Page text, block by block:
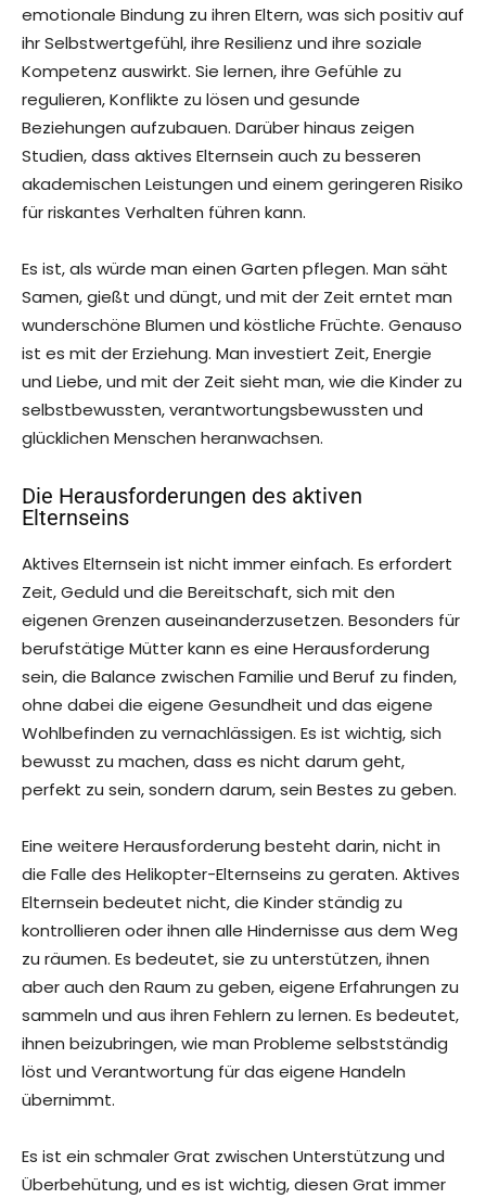
emotionale Bindung zu ihren Eltern, was sich positiv auf
ihr Selbstwertgefühl, ihre Resilienz und ihre soziale
Kompetenz auswirkt. Sie lernen, ihre Gefühle zu
regulieren, Konflikte zu lösen und gesunde
Beziehungen aufzubauen. Darüber hinaus zeigen
Studien, dass aktives Elternsein auch zu besseren
akademischen Leistungen und einem geringeren Risiko
für riskantes Verhalten führen kann.
Es ist, als würde man einen Garten pflegen. Man säht
Samen, gießt und düngt, und mit der Zeit erntet man
wunderschöne Blumen und köstliche Früchte. Genauso
ist es mit der Erziehung. Man investiert Zeit, Energie
und Liebe, und mit der Zeit sieht man, wie die Kinder zu
selbstbewussten, verantwortungsbewussten und
glücklichen Menschen heranwachsen.
Die Herausforderungen des aktiven
Elternseins
Aktives Elternsein ist nicht immer einfach. Es erfordert
Zeit, Geduld und die Bereitschaft, sich mit den
eigenen Grenzen auseinanderzusetzen. Besonders für
berufstätige Mütter kann es eine Herausforderung
sein, die Balance zwischen Familie und Beruf zu finden,
ohne dabei die eigene Gesundheit und das eigene
Wohlbefinden zu vernachlässigen. Es ist wichtig, sich
bewusst zu machen, dass es nicht darum geht,
perfekt zu sein, sondern darum, sein Bestes zu geben.
Eine weitere Herausforderung besteht darin, nicht in
die Falle des Helikopter-Elternseins zu geraten. Aktives
Elternsein bedeutet nicht, die Kinder ständig zu
kontrollieren oder ihnen alle Hindernisse aus dem Weg
zu räumen. Es bedeutet, sie zu unterstützen, ihnen
aber auch den Raum zu geben, eigene Erfahrungen zu
sammeln und aus ihren Fehlern zu lernen. Es bedeutet,
ihnen beizubringen, wie man Probleme selbstständig
löst und Verantwortung für das eigene Handeln
übernimmt.
Es ist ein schmaler Grat zwischen Unterstützung und
Überbehütung, und es ist wichtig, diesen Grat immer